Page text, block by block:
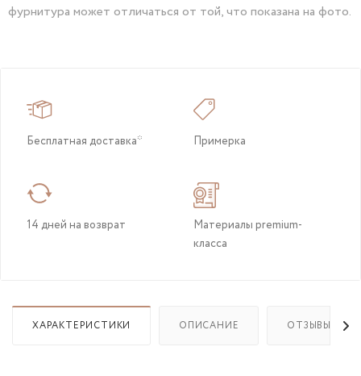
фурнитура может отличаться от той, что показана на фото.
Бесплатная доставка* Примерка
14 дней на возврат
Материалы premium-
класса
ХАРАКТЕРИСТИКИ ОПИСАНИЕ ОТЗЫВЫ